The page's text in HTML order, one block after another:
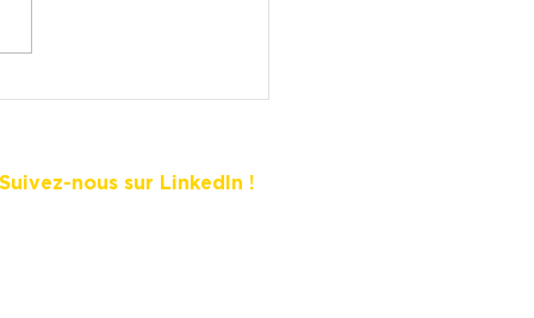
Suivez-nous sur LinkedIn !